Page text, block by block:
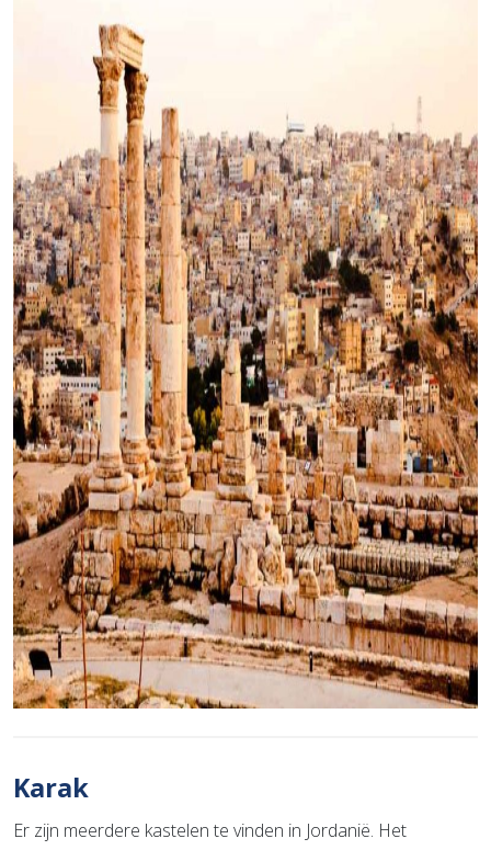
Karak
Er zijn meerdere kastelen te vinden in Jordanië. Het